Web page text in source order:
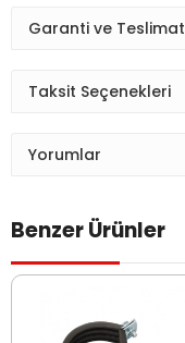
Garanti ve Teslimat
Taksit Seçenekleri
Yorumlar
Benzer Ürünler